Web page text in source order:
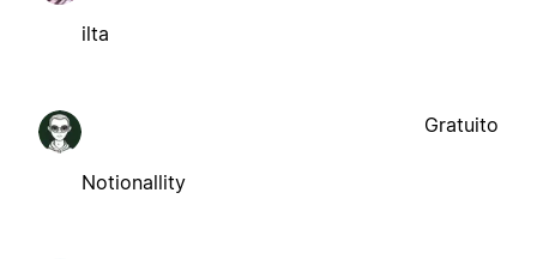
ilta
Notionallity
Gratuito